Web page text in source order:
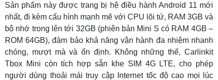
Sản phẩm này được trang bị hệ điều hành Android 11 mới
nhất, đi kèm cấu hình mạnh mẽ với CPU lõi tứ, RAM 3GB và
bộ nhớ trong lên tới 32GB (phiên bản Mini S có RAM 4GB –
ROM 64GB), đảm bảo khả năng vận hành đa nhiệm nhanh
chóng, mượt mà và ổn định. Không những thế, Carlinkit
Tbox Mini còn tích hợp sẵn khe SIM 4G LTE, cho phép
người dùng thoải mái truy cập Internet tốc độ cao mọi lúc